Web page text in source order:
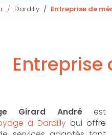
Dardilly Entreprise de
Girard Andréest
à Dardilly qui offre